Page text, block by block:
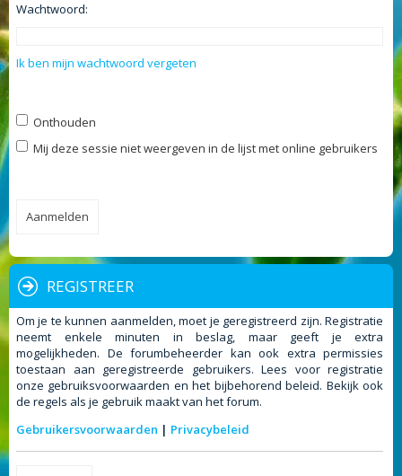
Wachtwoord:
Ik ben mijn wachtwoord vergeten
Onthouden
Mij deze sessie niet weergeven in de lijst met online gebruikers
REGISTREER
Om je te kunnen aanmelden, moet je geregistreerd zijn. Registratie
neemt enkele minuten in beslag, maar geeft je extra
mogelijkheden. De forumbeheerder kan ook extra permissies
toestaan aan geregistreerde gebruikers. Lees voor registratie
onze gebruiksvoorwaarden en het bijbehorend beleid. Bekijk ook
de regels als je gebruik maakt van het forum.
Gebruikersvoorwaarden | Privacybeleid